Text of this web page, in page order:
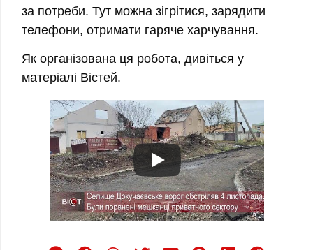
за потреби. Тут можна зігрітися, зарядити
телефони, отримати гаряче харчування.
Як організована ця робота, дивіться у
матеріалі Вістей.